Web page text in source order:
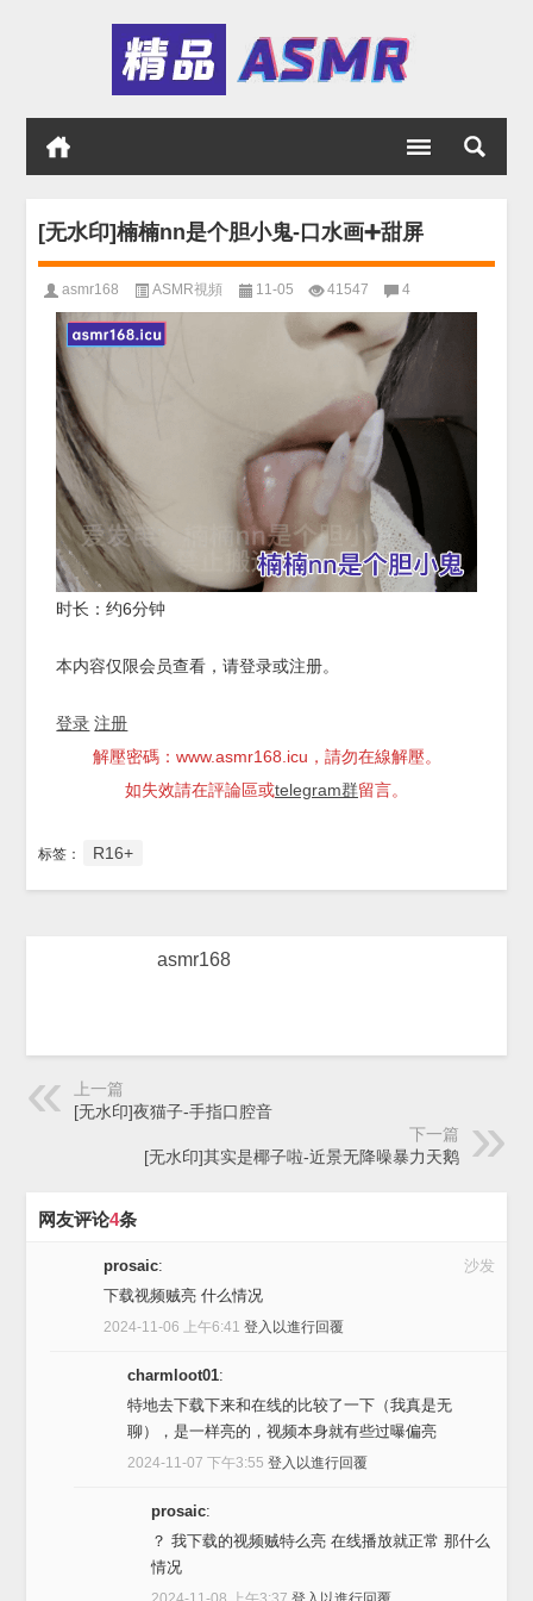
[无水印]楠楠nn是个胆小鬼-口水画➕甜屏
asmr168 ASMR視頻 11-05 41547 4
时长：约6分钟
本内容仅限会员查看，请登录或注册。
登录 注册
解壓密碼：www.asmr168.icu，請勿在線解壓。
如失效請在評論區或telegram群留言。
标签： R16+
asmr168
上一篇
[无水印]夜猫子-手指口腔音
下一篇
[无水印]其实是椰子啦-近景无降噪暴力天鹅
网友评论4条
沙发
prosaic:
下载视频贼亮 什么情况
2024-11-06 上午6:41登入以進行回覆
charmloot01:
特地去下载下来和在线的比较了一下（我真是无
聊），是一样亮的，视频本身就有些过曝偏亮
2024-11-07 下午3:55登入以進行回覆
prosaic:
？ 我下载的视频贼特么亮 在线播放就正常 那什么
情况